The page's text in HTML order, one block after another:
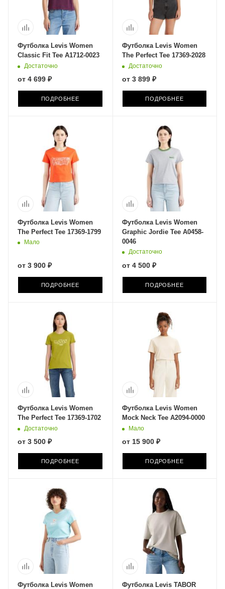
Футболка Levis Women
Classic Fit Tee A1712-0023
Достаточно
от 4 699 ₽
ПОДРОБНЕЕ
Футболка Levis Women
The Perfect Tee 17369-2028
Достаточно
от 3 899 ₽
ПОДРОБНЕЕ
Футболка Levis Women
The Perfect Tee 17369-1799
Мало
от 3 900 ₽
ПОДРОБНЕЕ
Футболка Levis Women
Graphic Jordie Tee A0458-
0046
Достаточно
от 4 500 ₽
ПОДРОБНЕЕ
Футболка Levis Women
The Perfect Tee 17369-1702
Достаточно
от 3 500 ₽
ПОДРОБНЕЕ
Футболка Levis Women
Mock Neck Tee A2094-0000
Мало
от 15 900 ₽
ПОДРОБНЕЕ
Футболка Levis Women
Футболка Levis TABOR